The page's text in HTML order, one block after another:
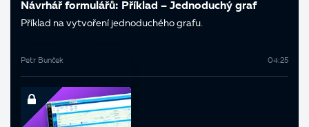
Návrhář formulářů: Příklad – Jednoduchý graf
Příklad na vytvoření jednoduchého grafu.
Petr Bunček 04:25